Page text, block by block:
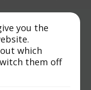
you the
which
them off